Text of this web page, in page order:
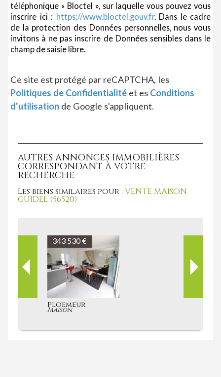
téléphonique « Bloctel », sur laquelle vous pouvez vous
inscrire ici : https://www.bloctel.gouv.fr. Dans le cadre
de la protection des Données personnelles, nous vous
invitons à ne pas inscrire de Données sensibles dans le
champ de saisie libre.
Ce site est protégé par reCAPTCHA, les
Politiques de Confidentialité et es Conditions
d'utilisation de Google s'appliquent.
AUTRES ANNONCES IMMOBILIÈRES
CORRESPONDANT À VOTRE
RECHERCHE
Les biens similaires pour : VENTE MAISON
GUIDEL (56520)
291 760 €
Guidel